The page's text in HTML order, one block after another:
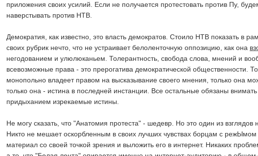
приложения своих усилий. Если не получается протестовать против Пу,
наверстывать против НТВ.
Демократия, как известно, это власть демократов. Стоило НТВ показать в
своих рубрик нечто, что не устраивает белоленточную оппозицию, как она
негодованием и улюлюканьем. Толерантность, свобода слова, мнений и
всевозможные права - это прерогатива демократической общественности.
монопольно владеет правом на высказывание своего мнения, только она
только она - истина в последней инстанции. Все остальные обязаны внимать
придыханием изрекаемые истины.
Не могу сказать, что "Анатомия протеста" - шедевр. Но это один из взглядов
Никто не мешает оскорбленным в своих лучших чувствах борцам с режЫмом
материал со своей точкой зрения и выложить его в интернет. Никаких